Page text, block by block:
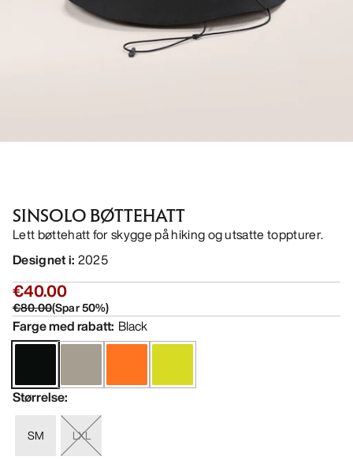
SINSOLO BØTTEHATT
Lett bøttehatt for skygge på hiking og utsatte toppturer.
Designet i: 2025
€40.00
€80.00(Spar50%)
Farge med rabatt: Black
Størrelse:
SM
LXL